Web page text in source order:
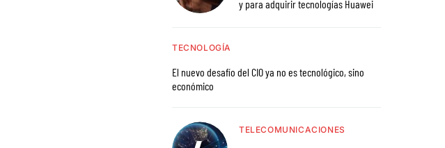
y para adquirir tecnologías Huawei
TECNOLOGÍA
El nuevo desafío del CIO ya no es tecnológico, sino
económico
TELECOMUNICACIONES